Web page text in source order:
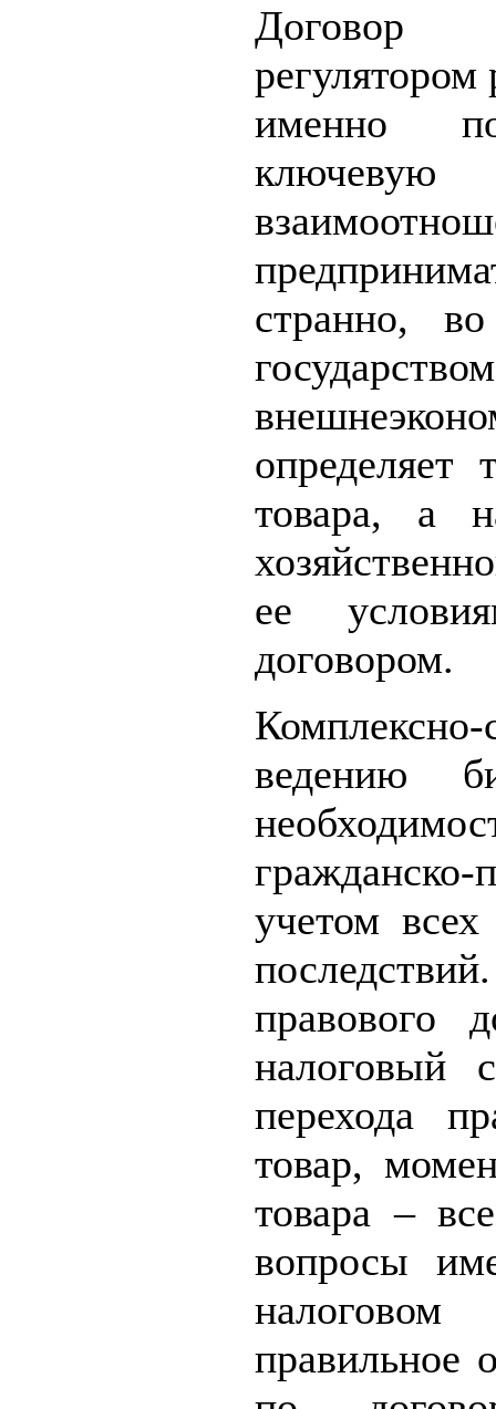
Договор
именно
странно,
определяет
товара, а
ее
договором.
ведению
учетом
правового
налоговый
перехода
товар,
товара –
вопросы
правильное